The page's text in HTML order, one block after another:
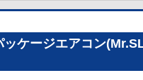
ッケージエアコン